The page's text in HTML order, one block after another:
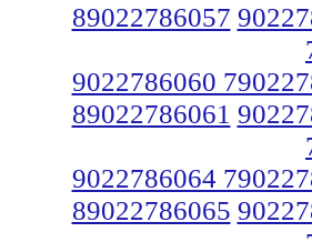
89022786057
9022786060
89022786061
9022786064
89022786065